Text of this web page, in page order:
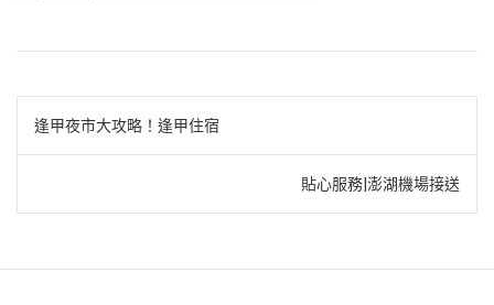
文
章
導
覽
逢甲夜市大攻略！逢甲住宿
貼心服務|澎湖機場接送